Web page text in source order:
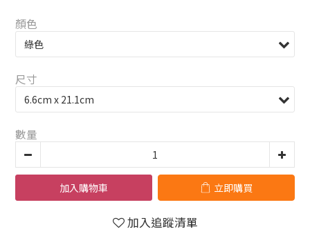
顏色
尺寸
數量
加入購物車 立即購買
加入追蹤清單